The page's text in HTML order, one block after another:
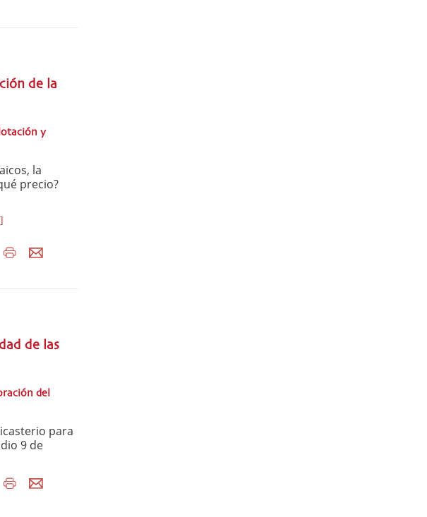
de la
y
la
precio?
de las
del
para
9 de